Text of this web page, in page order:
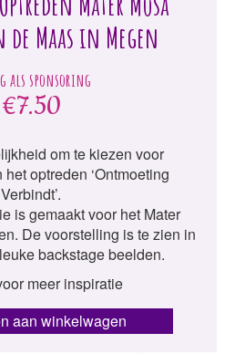
Maas in Megen
€7.50
om te kiezen voor
optreden ‘Ontmoeting
Verbindt’.
is gemaakt voor het Mater
De voorstelling is te zien in
backstage beelden.
meer inspiratie
aan winkelwagen